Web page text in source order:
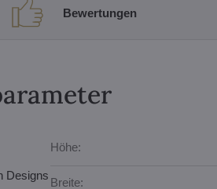
Bewertungen
Designs
Höhe:
Breite: